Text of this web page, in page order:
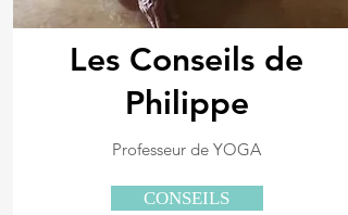
Les Conseils de
Philippe
Professeur de YOGA
CONSEILS